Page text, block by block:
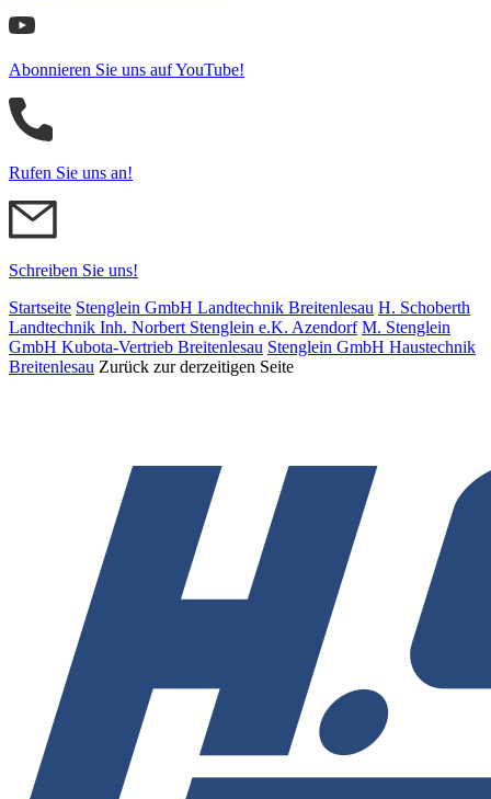
Abonnieren Sie uns auf YouTube!
Rufen Sie uns an!
Schreiben Sie uns!
Startseite Stenglein GmbH Landtechnik Breitenlesau H. Schoberth
Land­tech­nik Inh. Norbert Stenglein e.K. Azendorf M. Stenglein
GmbH Kubota-Vertrieb Breitenlesau Stenglein GmbH Haustechnik
Breitenlesau Zurück zur derzeitigen Seite